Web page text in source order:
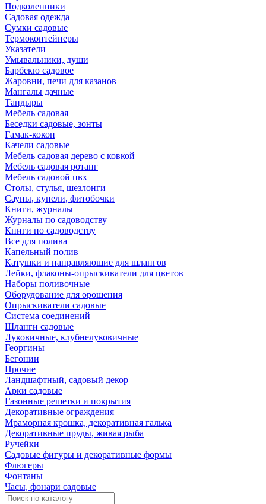
Подколенники
Садовая одежда
Сумки садовые
Термоконтейнеры
Указатели
Умывальники, души
Барбекю садовое
Жаровни, печи для казанов
Мангалы дачные
Тандыры
Мебель садовая
Беседки садовые, зонты
Гамак-кокон
Качели садовые
Мебель садовая дерево с ковкой
Мебель садовая ротанг
Мебель садовой пвх
Столы, стулья, шезлонги
Сауны, купели, фитобочки
Книги, журналы
Журналы по садоводству
Книги по садоводству
Все для полива
Капельный полив
Катушки и направляюшие для шлангов
Лейки, флаконы-опрыскиватели для цветов
Наборы поливочные
Оборудование для орошения
Опрыскиватели садовые
Система соединений
Шланги садовые
Луковичные, клубнелуковичные
Георгины
Бегонии
Прочие
Ландшафтный, садовый декор
Арки садовые
Газонные решетки и покрытия
Декоративные ограждения
Мраморная крошка, декоративная галька
Декоративные пруды, живая рыба
Ручейки
Садовые фигуры и декоративные формы
Флюгеры
Фонтаны
Часы, фонари садовые